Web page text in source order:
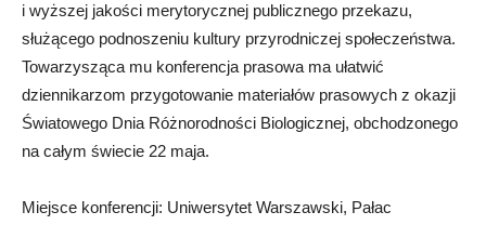
i wyższej jakości merytorycznej publicznego przekazu,
służącego podnoszeniu kultury przyrodniczej społeczeństwa.
Towarzysząca mu konferencja prasowa ma ułatwić
dziennikarzom przygotowanie materiałów prasowych z okazji
Światowego Dnia Różnorodności Biologicznej, obchodzonego
na całym świecie 22 maja.
Miejsce konferencji: Uniwersytet Warszawski, Pałac